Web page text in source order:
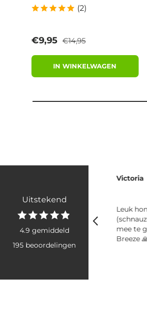
(2)
Verkoopprijs
€9,95 Reguliere prijs
€14,95
IN WINKELWAGEN
Uitstekend
4.9 gemiddeld
195 beoordelingen
Fijne shampoo en
Victoria
Leuk
mee te
Breeze